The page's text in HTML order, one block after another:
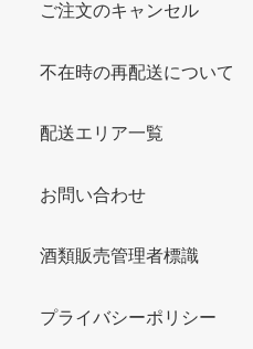
ご注文のキャンセル
不在時の再配送について
配送エリア一覧
お問い合わせ
酒類販売管理者標識
プライバシーポリシー